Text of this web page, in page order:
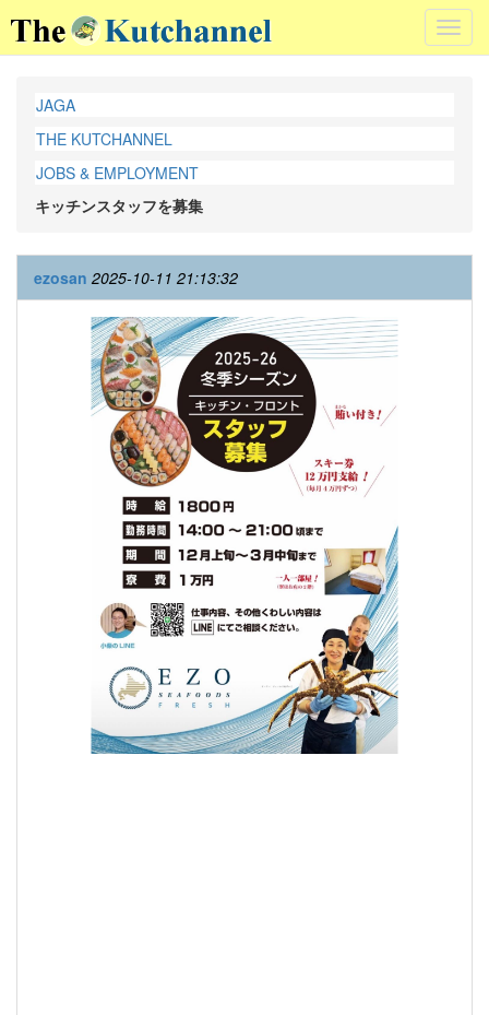
JAGA
THE KUTCHANNEL
JOBS & EMPLOYMENT
キッチンスタッフを募集
ezosan 2025-10-11 21:13:32